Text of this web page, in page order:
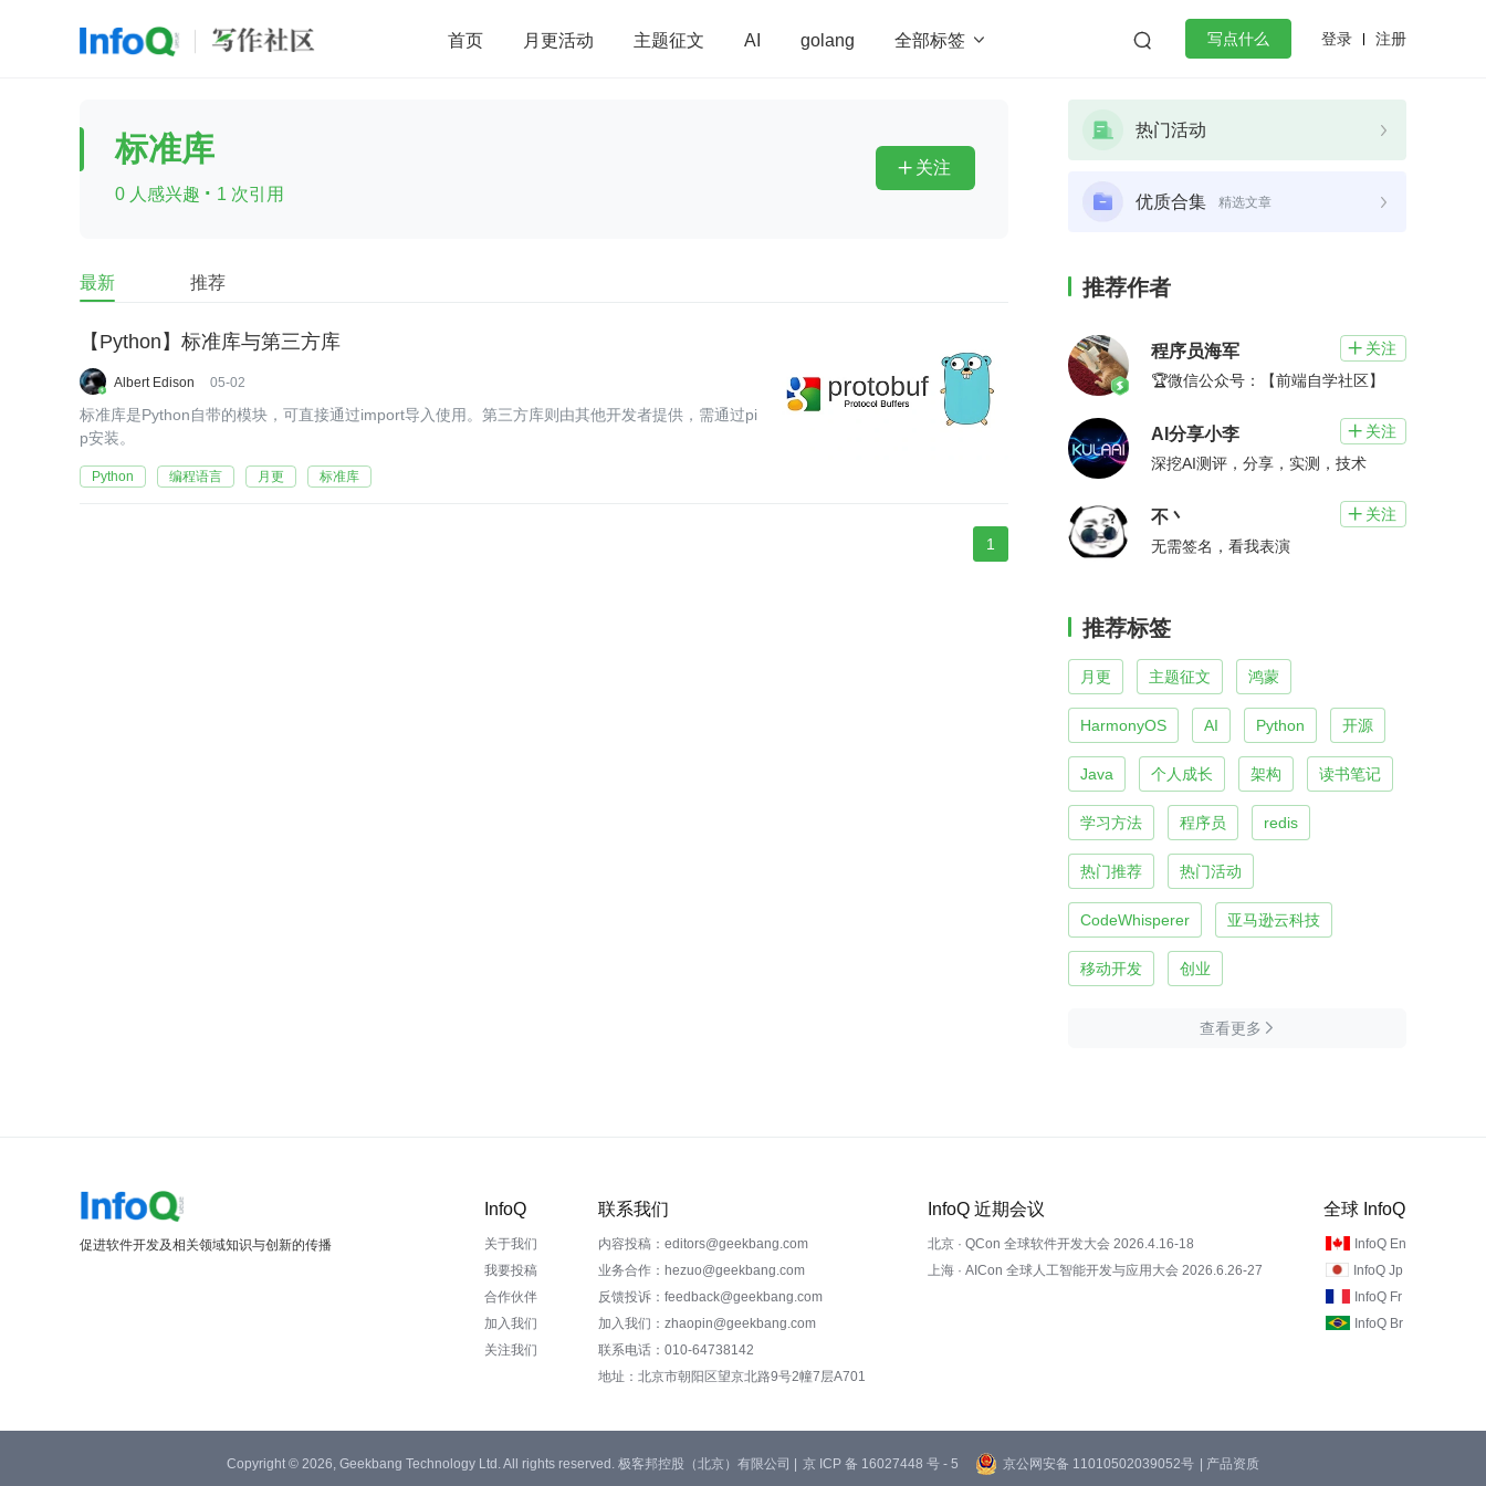
首页 月更活动 主题征文 AI golang 全部标签   写点什么 登录 注册
前端 AI redis
查看更多
标准库
0 人感兴趣 · 1 次引用
 关注
最新 推荐
【Python】标准库与第三方库
Albert Edison 05-02
标准库是Python自带的模块，可直接通过import导入使用。第三方库则由其他开发者提供，需通过pi
p安装。
Python 编程语言 月更 标准库
1
热门活动
优质合集 精选文章
推荐作者
程序员海军  关注
🏆微信公众号：【前端自学社区】
AI分享小李  关注
深挖AI测评，分享，实测，技术
不丶  关注
无需签名，看我表演
推荐标签
月更 主题征文 鸿蒙
HarmonyOS AI Python 开源
Java 个人成长 架构 读书笔记
学习方法 程序员 redis
热门推荐 热门活动
CodeWhisperer 亚马逊云科技
移动开发 创业
查看更多 
促进软件开发及相关领域知识与创新的传播
InfoQ
关于我们
我要投稿
合作伙伴
加入我们
关注我们
联系我们
内容投稿：editors@geekbang.com
业务合作：hezuo@geekbang.com
反馈投诉：feedback@geekbang.com
加入我们：zhaopin@geekbang.com
联系电话：010-64738142
地址：北京市朝阳区望京北路9号2幢7层A701
InfoQ 近期会议
北京 · QCon 全球软件开发大会 2026.4.16-18
上海 · AICon 全球人工智能开发与应用大会 2026.6.26-27
全球 InfoQ
InfoQ En
InfoQ Jp
InfoQ Fr
InfoQ Br
Copyright © 2026, Geekbang Technology Ltd. All rights reserved. 极客邦控股（北京）有限公司 | 京 ICP 备 16027448 号 - 5 京公网安备 11010502039052号 | 产品资质